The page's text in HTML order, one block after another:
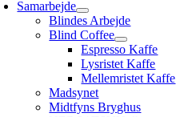
Samarbejde
Blindes Arbejde
Blind Coffee
Espresso Kaffe
Lysristet Kaffe
Mellemristet Kaffe
Madsynet
Midtfyns Bryghus